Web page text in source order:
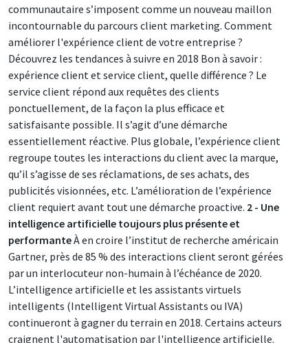
communautaire s’imposent comme un nouveau maillon
incontournable du parcours client marketing. Comment
améliorer l'expérience client de votre entreprise ?
Découvrez les tendances à suivre en 2018 Bon à savoir :
expérience client et service client, quelle différence ? Le
service client répond aux requêtes des clients
ponctuellement, de la façon la plus efficace et
satisfaisante possible. Il s’agit d’une démarche
essentiellement réactive. Plus globale, l’expérience client
regroupe toutes les interactions du client avec la marque,
qu’il s’agisse de ses réclamations, de ses achats, des
publicités visionnées, etc. L’amélioration de l’expérience
client requiert avant tout une démarche proactive. 2 - Une
intelligence artificielle toujours plus présente et
performanteÀ en croire l’institut de recherche américain
Gartner, près de 85 % des interactions client seront gérées
par un interlocuteur non-humain à l’échéance de 2020.
L’intelligence artificielle et les assistants virtuels
intelligents (Intelligent Virtual Assistants ou IVA)
continueront à gagner du terrain en 2018. Certains acteurs
craignent l'automatisation par l'intelligence artificielle.